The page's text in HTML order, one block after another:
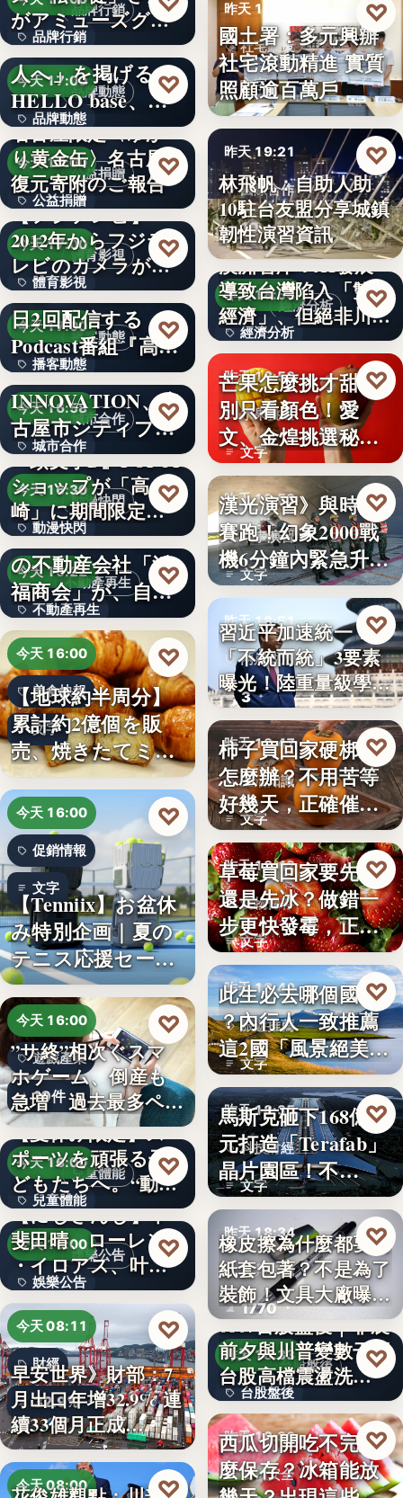
品牌行銷
品牌行銷
1,200億円
がアミューズグル
ープ ス…
品牌動態
今天 17:00
品牌動態
文字
「社長に買われる
人へ」を掲げる
HELLO base、創
業…
♡
公益捐贈
今天 17:00
公益捐贈
4,550,085
名古屋限定〈ゆか
り黄金缶〉名古屋城
復元寄附のご報告
♡
體育影視
今天 17:00
體育影視
99
【フジテレビ】
2012年からフジテ
レビのカメラが追
い続け…
♡
播客動態
今天 17:00
播客動態
文字
俳優・高橋健介が1
日2回配信する
Podcast番組『高
橋…
♡
城市合作
今天 16:58
城市合作
文字
NEXT
INNOVATION、名
古屋市シティプロ
モーシ…
♡
動漫快閃
今天 16:30
動漫快閃
366
『頭文字D』POPUP
ショップが「高
崎」に期間限定で
登場…
♡
不動產再生
今天 16:22
不動產再生
文字
1970年創業の長崎
の不動産会社「浜
福商会」が、自ら
再生…
♡
今天 16:00
美食快報
文字
【地球約半周分】
累計約2億個を販
売、焼きたてミニ
クロワッ…
♡
今天 16:00
促銷情報
文字
【Tenniix】お盆休
み特別企画｜夏の
テニス応援セー
ル…
♡
今天 16:00
遊戲產業
10件
”サ終”相次ぐスマ
ホゲーム、倒産も
急増 過去最多ペー
スで…
♡
兒童體能
今天 16:00
兒童體能
0円
【夏休み限定】ス
ポーツを頑張る子
どもたちへ。“動け
る身体…
♡
娛樂公告
今天 16:00
娛樂公告
30
【にじさんじ】甲
斐田晴、ローレン
・イロアス、叶ワ
ンマンラ…
♡
今天 08:11
財經
32.9%
早安世界》財部：7
月出口年增32.9% 連
續33個月正成…
♡
今天 08:00 ♡
昨天 19:26
社宅政策
文字
國土署：多元興辦
社宅滾動精進 實質
照顧逾百萬戶
♡
昨天 19:21
國際合作
10
林飛帆：自助人助
10駐台友盟分享城鎮
韌性演習資訊
♡
經濟分析
昨天 18:54
經濟分析
40%
澳洲智庫：AI發展
導致台灣陷入「雙速
經濟」、但絕非川普
所…
♡
昨天 18:53
水果挑選
文字
芒果怎麼挑才甜？
別只看顏色！愛
文、金煌挑選秘訣
曝光，買回…
♡
昨天 18:53
軍事演習
文字
漢光演習》與時間
賽跑！幻象2000戰
機6分鐘內緊急升
空…
♡
昨天 18:51
兩岸政治
3
習近平加速統一？
「不統而統」3要素
曝光！陸重量級學者
朱衛…
♡
昨天 18:47
生活知識
文字
柿子買回家硬梆梆
怎麼辦？不用苦等
好幾天，正確催熟
方法一次…
♡
昨天 18:42
食物保存
文字
草莓買回家要先洗
還是先冰？做錯一
步更快發霉，正確
保存方式…
♡
昨天 18:40
旅遊推薦
文字
此生必去哪個國家
？內行人一致推薦
這2國「風景絕美、
美食好…
♡
昨天 18:35
科技財經
文字
馬斯克砸下168億美
元打造「Terafab」
晶片園區！不…
♡
昨天 18:34
文具知識
1770
橡皮擦為什麼都要用
紙套包著？不是為了
裝飾！文具大廠曝重
要…
♡
台股盤後
昨天 18:33
台股盤後
170.79
0807台股盤後｜非農
前夕與川普變數干擾
台股高檔震盪洗…
♡
昨天 18:30
食物安全
西瓜切開吃不完怎
麼保存？冰箱能放
♡